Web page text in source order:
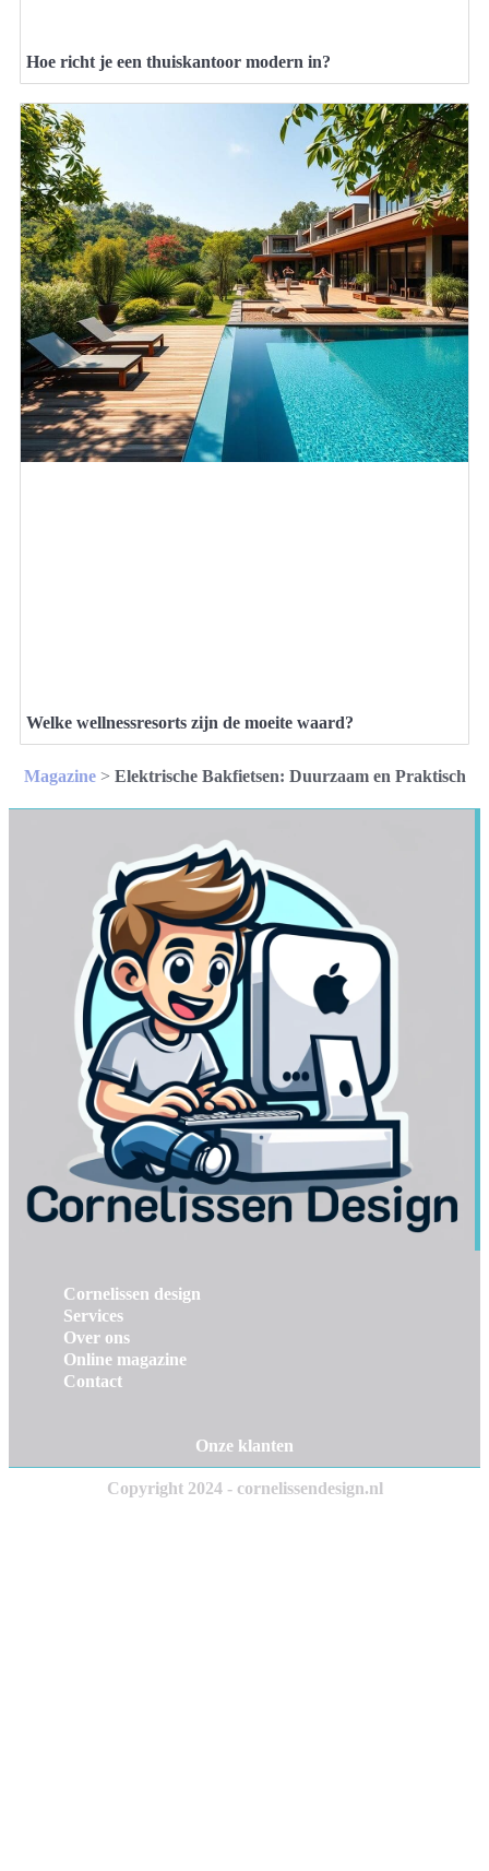
Hoe richt je een thuiskantoor modern in?
Welke wellnessresorts zijn de moeite waard?
Magazine> Elektrische Bakfietsen: Duurzaam en Praktisch
Cornelissen design
Services
Over ons
Online magazine
Contact
Onze klanten
Copyright 2024 - cornelissendesign.nl